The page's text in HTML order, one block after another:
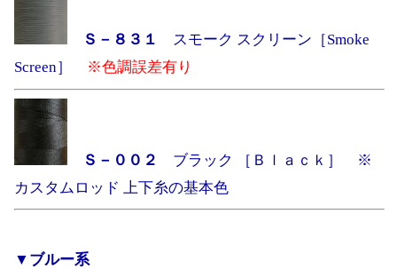
Ｓ－８３１
スモーク スクリーン［Smoke
Screen］
※色調誤差有り
Ｓ－００２
ブラック ［Ｂｌａｃｋ］ ※
カスタムロッド 上下糸の基本色
▼ブルー系